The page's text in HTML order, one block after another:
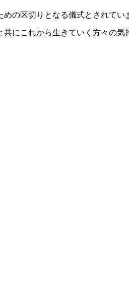
の区切りとなる儀式とされてい
にこれから生きていく方々の気